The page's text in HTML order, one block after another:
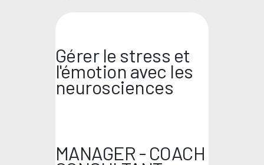
Gérer le stress et
l'émotion avec les
neurosciences
MANAGER - COACH